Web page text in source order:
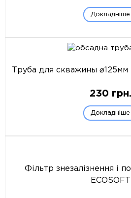
Докладніше
Труба для скважины
230 грн.
Докладніше
Фільтр знезалізнення і
ECOSOFT